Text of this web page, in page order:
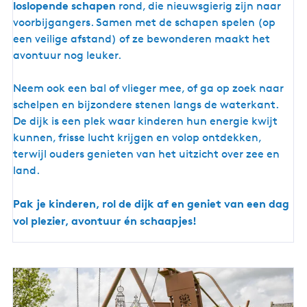
loslopende schapen rond, die nieuwsgierig zijn naar
voorbijgangers. Samen met de schapen spelen (op
een veilige afstand) of ze bewonderen maakt het
avontuur nog leuker.
Neem ook een bal of vlieger mee, of ga op zoek naar
schelpen en bijzondere stenen langs de waterkant.
De dijk is een plek waar kinderen hun energie kwijt
kunnen, frisse lucht krijgen en volop ontdekken,
terwijl ouders genieten van het uitzicht over zee en
land.
Pak je kinderen, rol de dijk af en geniet van een dag
vol plezier, avontuur én schaapjes!